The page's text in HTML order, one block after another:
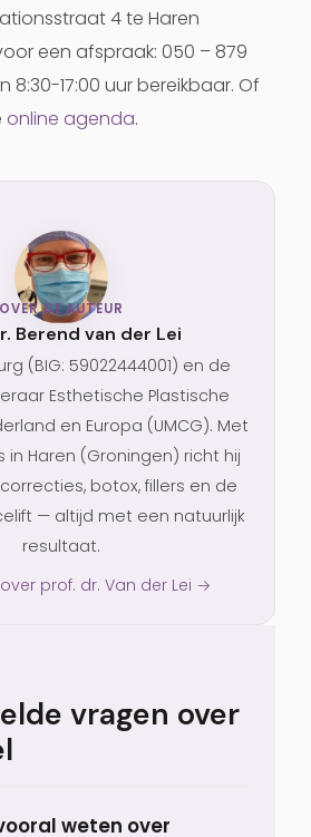
4 te Haren
een afspraak: 050 – 879
8:30-17:00 uur bereikbaar. Of
online agenda.
OVER DE AUTEUR
Berend van der Lei
(BIG: 59022444001) en de
Esthetische Plastische
en Europa (UMCG). Met
in Haren (Groningen) richt hij
botox, fillers en de
— altijd met een natuurlijk
resultaat.
prof. dr. Van der Lei →
vragen over
weten over